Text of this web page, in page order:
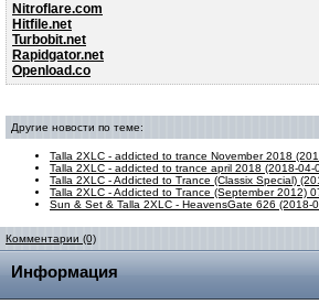
Nitroflare.com
Hitfile.net
Turbobit.net
Rapidgator.net
Openload.co
Другие новости по теме:
Talla 2XLC - addicted to trance November 2018
Talla 2XLC - addicted to trance april 2018 (2018-04-
Talla 2XLC - Addicted to Trance (Classix Special)
Talla 2XLC - Addicted to Trance (September 2012)
Sun & Set & Talla 2XLC - HeavensGate 626 (2018-
Комментарии (0)
Информация